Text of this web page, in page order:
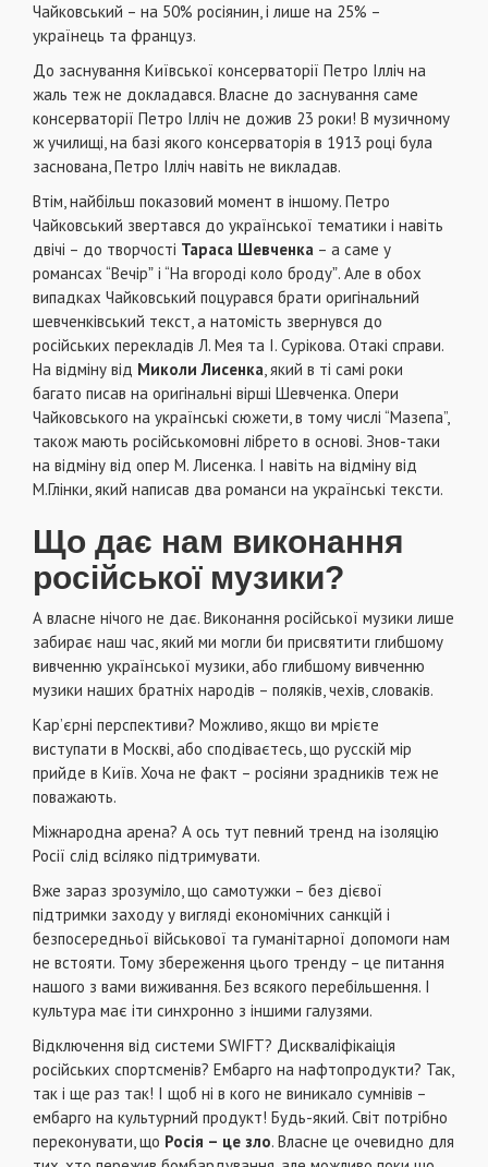
Чайковський – на 50% росіянин, і лише на 25% –
українець та француз.
До заснування Київської консерваторії Петро Ілліч на
жаль теж не докладався. Власне до заснування саме
консерваторії Петро Ілліч не дожив 23 роки! В музичному
ж училищі, на базі якого консерваторія в 1913 році була
заснована, Петро Ілліч навіть не викладав.
Втім, найбільш показовий момент в іншому. Петро
Чайковський звертався до української тематики і навіть
двічі – до творчості Тараса Шевченка – а саме у
романсах “Вечірˮ і “На вгороді коло бродуˮ. Але в обох
випадках Чайковський поцурався брати оригінальний
шевченківський текст, а натомість звернувся до
російських перекладів Л. Мея та І. Сурікова. Отакі справи.
На відміну від Миколи Лисенка, який в ті самі роки
багато писав на оригінальні вірші Шевченка. Опери
Чайковського на українські сюжети, в тому числі “Мазепа”,
також мають російськомовні лібрето в основі. Знов-таки
на відміну від опер М. Лисенка. І навіть на відміну від
М.Глінки, який написав два романси на українські тексти.
Що дає нам виконання
російської музики?
А власне нічого не дає. Виконання російської музики лише
забирає наш час, який ми могли би присвятити глибшому
вивченню української музики, або глибшому вивченню
музики наших братніх народів – поляків, чехів, словаків.
Кар’єрні перспективи? Можливо, якщо ви мрієте
виступати в Москві, або сподіваєтесь, що русскій мір
прийде в Київ. Хоча не факт – росіяни зрадників теж не
поважають.
Міжнародна арена? А ось тут певний тренд на ізоляцію
Росії слід всіляко підтримувати.
Вже зараз зрозуміло, що самотужки – без дієвої
підтримки заходу у вигляді економічних санкцій і
безпосередньої військової та гуманітарної допомоги нам
не встояти. Тому збереження цього тренду – це питання
нашого з вами виживання. Без всякого перебільшення. І
культура має іти синхронно з іншими галузями.
Відключення від системи SWIFT? Дискваліфікаіція
російських спортсменів? Ембарго на нафтопродукти? Так,
так і ще раз так! І щоб ні в кого не виникало сумнівів –
ембарго на культурний продукт! Будь-який. Світ потрібно
переконувати, що Росія – це зло. Власне це очевидно для